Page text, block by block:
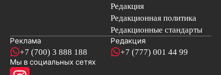
Редакция
Редакционная политика
Редакционные стандарты
Реклама
+7 (700) 3 888 188
Редакция
+7 (777) 001 44 99
Мы в социальных сетях